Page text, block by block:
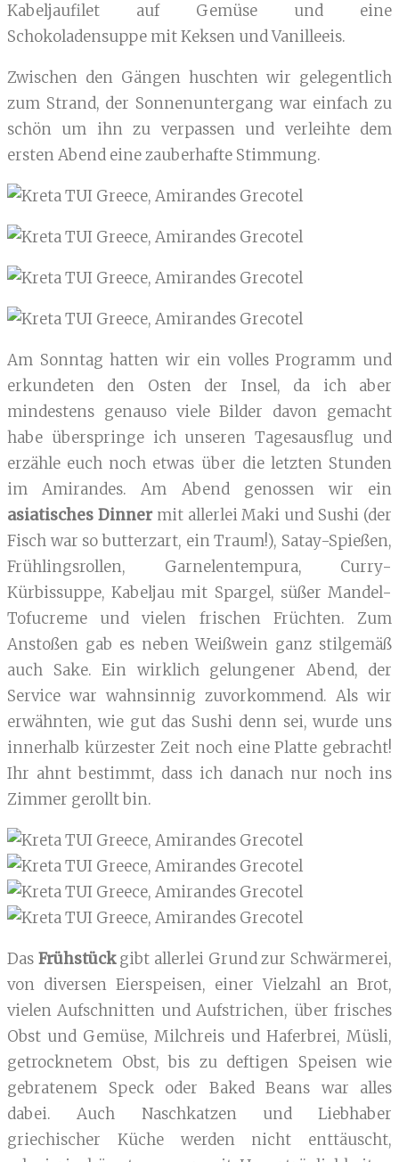
Kabeljaufilet auf Gemüse und eine
Schokoladensuppe mit Keksen und Vanilleeis.
Zwischen den Gängen huschten wir gelegentlich
zum Strand, der Sonnenuntergang war einfach zu
schön um ihn zu verpassen und verleihte dem
ersten Abend eine zauberhafte Stimmung.
Am Sonntag hatten wir ein volles Programm und
erkundeten den Osten der Insel, da ich aber
mindestens genauso viele Bilder davon gemacht
habe überspringe ich unseren Tagesausflug und
erzähle euch noch etwas über die letzten Stunden
im Amirandes. Am Abend genossen wir ein
asiatisches Dinnermit allerlei Maki und Sushi (der
Fisch war so butterzart, ein Traum!), Satay-Spießen,
Frühlingsrollen, Garnelentempura, Curry-
Kürbissuppe, Kabeljau mit Spargel, süßer Mandel-
Tofucreme und vielen frischen Früchten. Zum
Anstoßen gab es neben Weißwein ganz stilgemäß
auch Sake. Ein wirklich gelungener Abend, der
Service war wahnsinnig zuvorkommend. Als wir
erwähnten, wie gut das Sushi denn sei, wurde uns
innerhalb kürzester Zeit noch eine Platte gebracht!
Ihr ahnt bestimmt, dass ich danach nur noch ins
Zimmer gerollt bin.
Das Frühstückgibt allerlei Grund zur Schwärmerei,
von diversen Eierspeisen, einer Vielzahl an Brot,
vielen Aufschnitten und Aufstrichen, über frisches
Obst und Gemüse, Milchreis und Haferbrei, Müsli,
getrocknetem Obst, bis zu deftigen Speisen wie
gebratenem Speck oder Baked Beans war alles
dabei. Auch Naschkatzen und Liebhaber
griechischer Küche werden nicht enttäuscht,